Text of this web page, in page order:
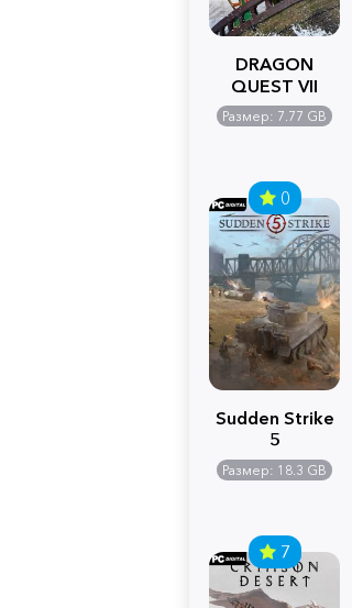
DRAGON
QUEST VII
Reimagined
Размер: 7.77 GB
0
Sudden Strike
5
Размер: 18.3 GB
7